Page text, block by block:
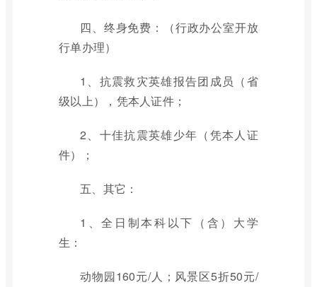
四、终身免费：（行政办公室开放
行单办理）
1、抗震救灾英雄报告团成员（省
级以上），凭本人证件；
2、十佳抗震英雄少年（凭本人证
件）；
五、其它：
1、全日制本科以下（含）大学
生：
动物园160元/人；风景区5折50元/